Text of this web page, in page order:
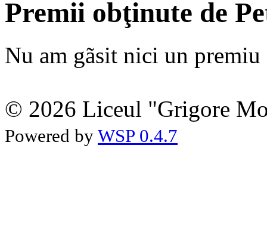
Premii obţinute de
Nu am gãsit nici un premiu
© 2026 Liceul "Grigore
Powered by WSP 0.4.7